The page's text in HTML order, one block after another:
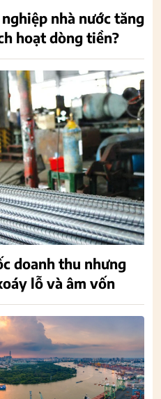
nhà nước tăng
hoạt dòng tiền?
doanh thu nhưng
lỗ và âm vốn